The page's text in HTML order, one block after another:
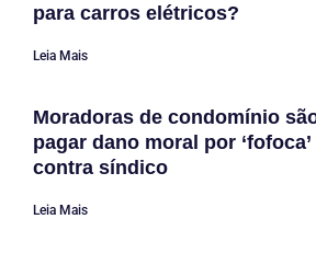
para carros elétricos?
Leia Mais
Moradoras de condomínio
pagar dano moral por
contra síndico
Leia Mais